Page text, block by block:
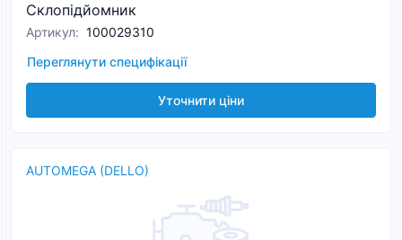
Склопідйомник
Артикул: 100029310
Переглянути специфікації
Уточнити ціни
AUTOMEGA (DELLO)